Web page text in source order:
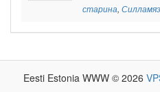
старина, Силламяэ
Eesti Estonia WWW © 2026